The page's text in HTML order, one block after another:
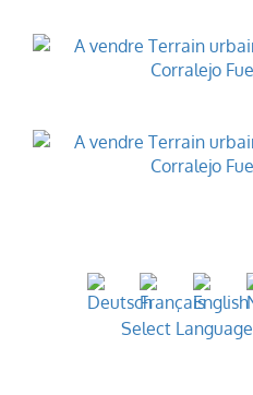
Select Language